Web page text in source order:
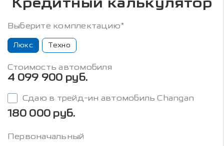
Выберите комплектацию*
Люкс Техно
Стоимость автомобиля
4 099 900 руб.
Сдаю в трейд-ин автомобиль Changan
180 000 руб.
Первоначальный